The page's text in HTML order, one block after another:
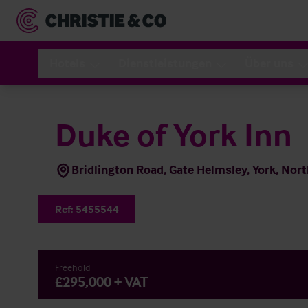
Duke of York Inn
Bridlington Road, Gate Helmsley, York,
Ref: 5455544
Freehold
£295,000 + VAT